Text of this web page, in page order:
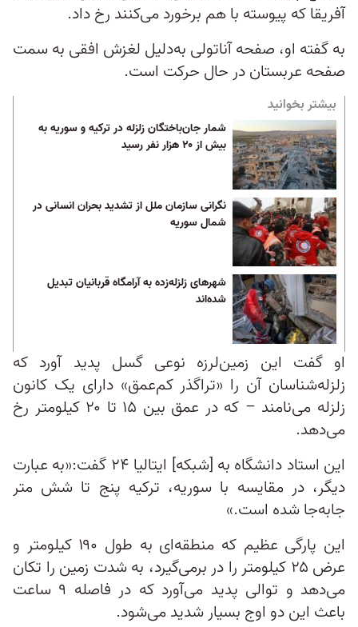
آفریقا که پیوسته با هم برخورد می‌کنند رخ داد.
به گفته او، صفحه آناتولی به‌دلیل لغزش افقی به سمت
صفحه عربستان در حال حرکت است.
بیشتر بخوانید
شمار جان‌باختگان زلزله در ترکیه و سوریه به
بیش از ۲۰ هزار نفر رسید
نگرانی سازمان ملل از تشدید بحران انسانی در
شمال سوریه
شهر‌های زلزله‌زده به آرامگاه قربانیان تبدیل
شده‌اند
او گفت این زمین‌لرزه نوعی گسل پدید آورد که
زلزله‌شناسان آن را «تراگذر کم‌عمق» دارای یک کانون
زلزله می‌نامند – که در عمق بین ۱۵ تا ۲۰ کیلومتر رخ
می‌دهد.
این استاد دانشگاه به [شبکه] ایتالیا ۲۴ گفت:«به عبارت
دیگر، در مقایسه با سوریه، ترکیه پنج تا شش متر
جابه‌جا شده است.»
این پارگی عظیم که منطقه‌ای به طول ۱۹۰ کیلومتر و
عرض ۲۵ کیلومتر را در برمی‌گیرد، به شدت زمین را تکان
می‌دهد و توالی پدید می‌آورد که در فاصله ۹ ساعت
باعث این دو اوج بسیار شدید می‌شود.